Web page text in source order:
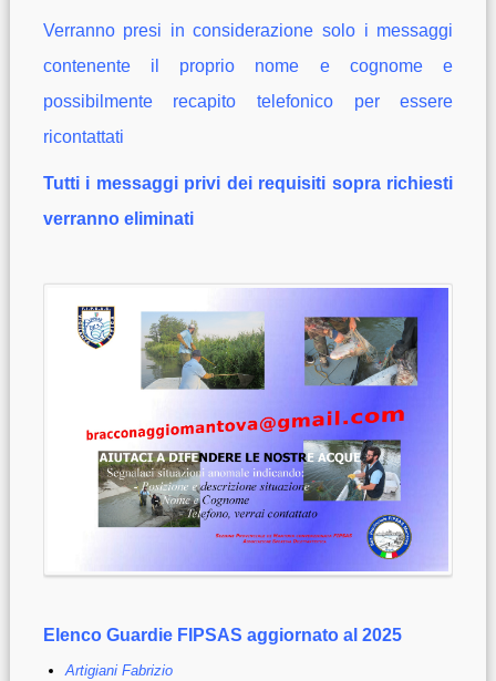
Verranno presi in considerazione solo i messaggi
contenente il proprio nome e cognome e
possibilmente recapito telefonico per essere
ricontattati
Tutti i messaggi privi dei requisiti sopra richiesti
verranno eliminati
Elenco Guardie FIPSAS aggiornato al 2025
Artigiani Fabrizio